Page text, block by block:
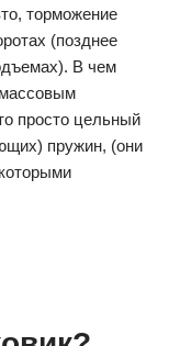
торможение
(позднее
В чем
просто цельный
пружин, (они